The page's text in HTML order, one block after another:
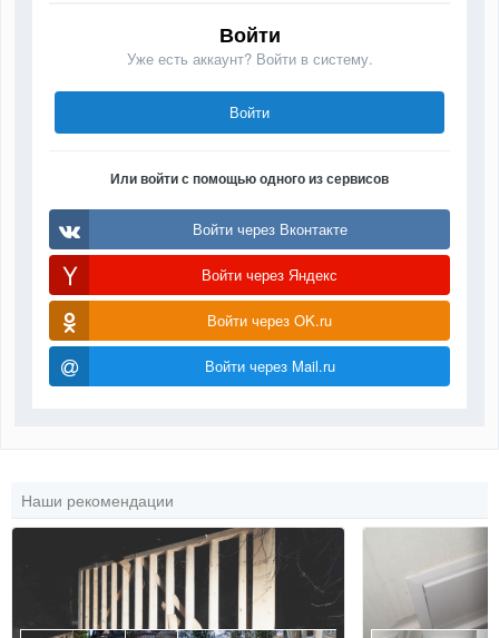
Войти
Уже есть аккаунт? Войти в систему.
Войти
Или войти с помощью одного из сервисов
Войти через Вконтакте
Войти через Яндекс
Войти через OK.ru
Войти через Mail.ru
Наши рекомендации